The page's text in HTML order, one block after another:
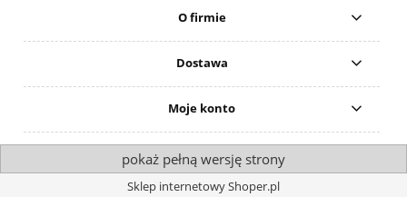
O firmie
Dostawa
Moje konto
pokaż pełną wersję strony
Sklep internetowy Shoper.pl